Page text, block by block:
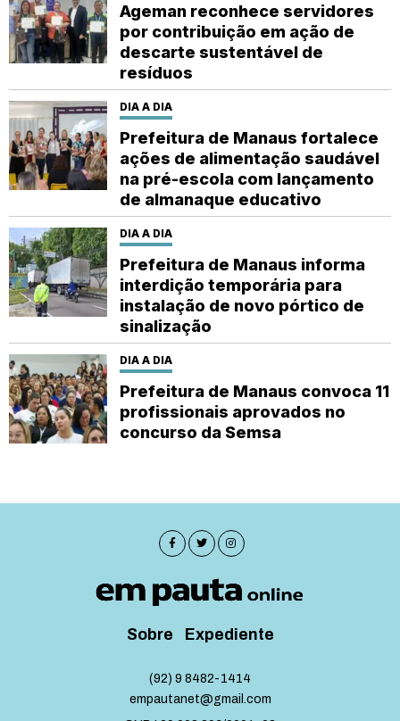
Ageman reconhece servidores
por contribuição em ação de
descarte sustentável de
resíduos
DIA A DIA
Prefeitura de Manaus fortalece
ações de alimentação saudável
na pré-escola com lançamento
de almanaque educativo
DIA A DIA
Prefeitura de Manaus informa
interdição temporária para
instalação de novo pórtico de
sinalização
DIA A DIA
Prefeitura de Manaus convoca 11
profissionais aprovados no
concurso da Semsa
Sobre Expediente
(92) 9 8482-1414
empautanet@gmail.com